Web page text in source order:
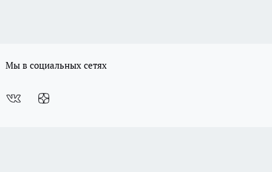
Мы в социальных сетях